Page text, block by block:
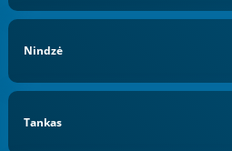
Nindzė
Tankas